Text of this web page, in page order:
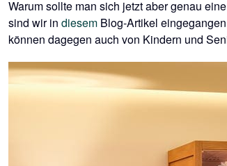
Warum sollte man sich jetzt aber genau
sind wir in diesem Blog-Artikel
können dagegen auch von Kindern und